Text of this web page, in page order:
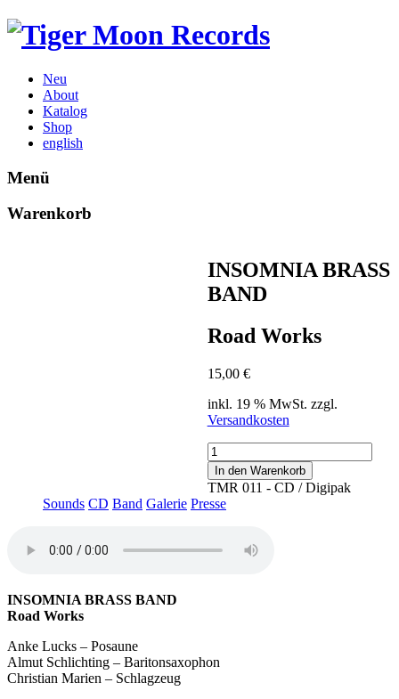
Neu
About
Katalog
Shop
english
Menü
Warenkorb
INSOMNIA BRASS
BAND
Road Works
15,00 €
inkl. 19 % MwSt. zzgl.
Versandkosten
Road
Works
Menge
In den Warenkorb
TMR 011 - CD / Digipak
Sounds CD Band Galerie Presse
INSOMNIA BRASS BAND
Road Works
Anke Lucks – Posaune
Almut Schlichting – Baritonsaxophon
Christian Marien – Schlagzeug